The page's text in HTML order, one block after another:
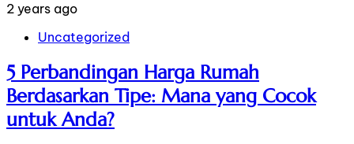
2 years ago
Uncategorized
5 Perbandingan Harga Rumah
Berdasarkan Tipe: Mana yang Cocok
untuk Anda?